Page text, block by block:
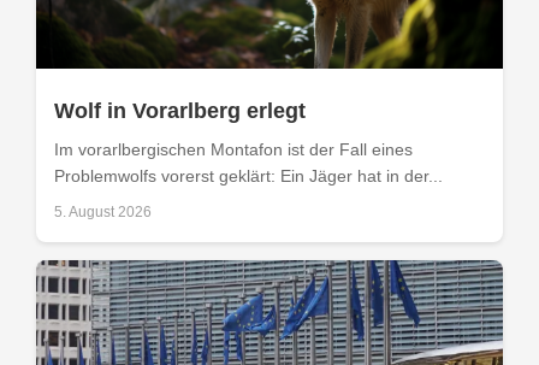
Wolf in Vorarlberg erlegt
Im vorarlbergischen Montafon ist der Fall eines
Problemwolfs vorerst geklärt: Ein Jäger hat in der...
5. August 2026